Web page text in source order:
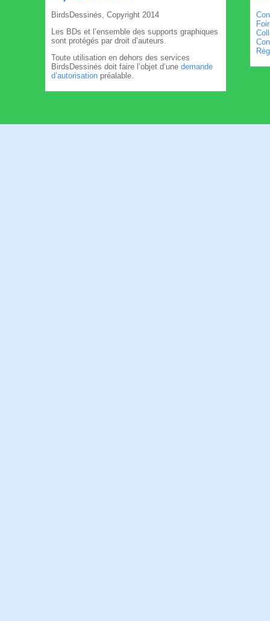
BirdsDessinés, Copyright 2014
Les BDs et l’ensemble des supports graphiques
sont protégés par droit d’auteurs.
Toute utilisation en dehors des services
BirdsDessinés doit faire l’objet d’une demande
d’autorisation préalable.